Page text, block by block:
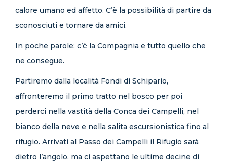
calore umano ed affetto. C’è la possibilità di partire da
sconosciuti e tornare da amici.
In poche parole: c’è la Compagnia e tutto quello che
ne consegue.
Partiremo dalla località Fondi di Schipario,
affronteremo il primo tratto nel bosco per poi
perderci nella vastità della Conca dei Campelli, nel
bianco della neve e nella salita escursionistica fino al
rifugio. Arrivati al Passo dei Campelli il Rifugio sarà
dietro l’angolo, ma ci aspettano le ultime decine di